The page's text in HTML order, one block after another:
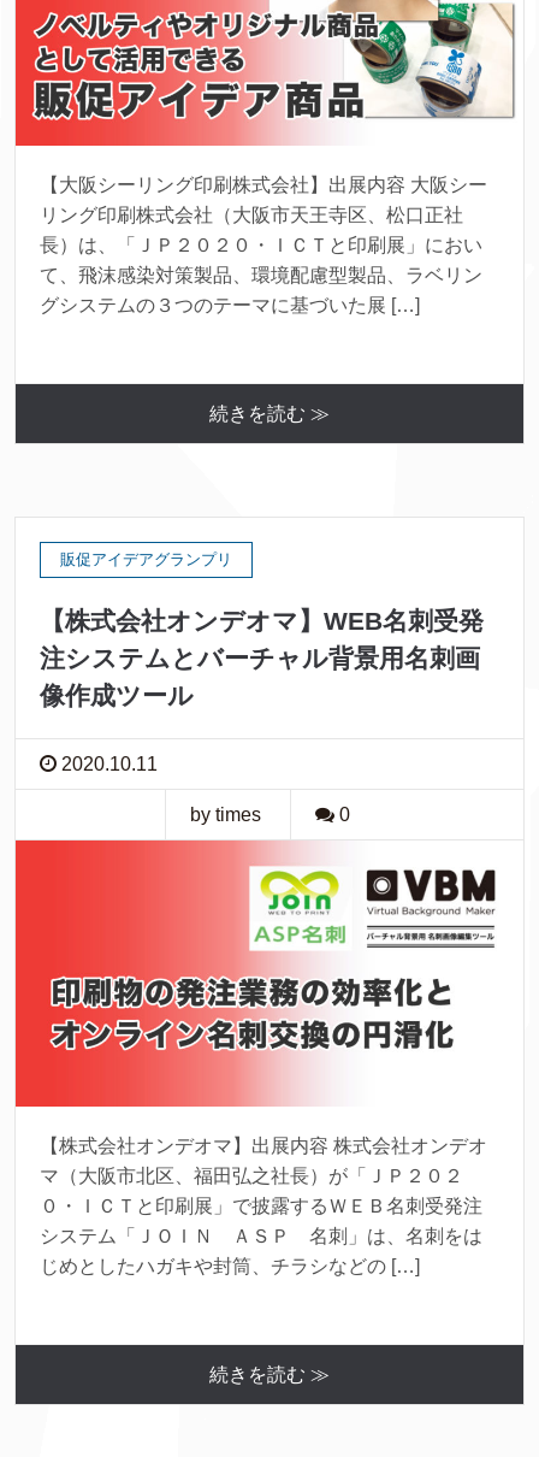
【大阪シーリング印刷株式会社】出展内容 大阪シー
リング印刷株式会社（大阪市天王寺区、松口正社
長）は、「ＪＰ２０２０・ＩＣＴと印刷展」におい
て、飛沫感染対策製品、環境配慮型製品、ラベリン
グシステムの３つのテーマに基づいた展 […]
続きを読む ≫
販促アイデアグランプリ
【株式会社オンデオマ】WEB名刺受発
注システムとバーチャル背景用名刺画
像作成ツール
2020.10.11
by times 0
【株式会社オンデオマ】出展内容 株式会社オンデオ
マ（大阪市北区、福田弘之社長）が「ＪＰ２０２
０・ＩＣＴと印刷展」で披露するＷＥＢ名刺受発注
システム「ＪＯＩＮ ＡＳＰ 名刺」は、名刺をは
じめとしたハガキや封筒、チラシなどの […]
続きを読む ≫